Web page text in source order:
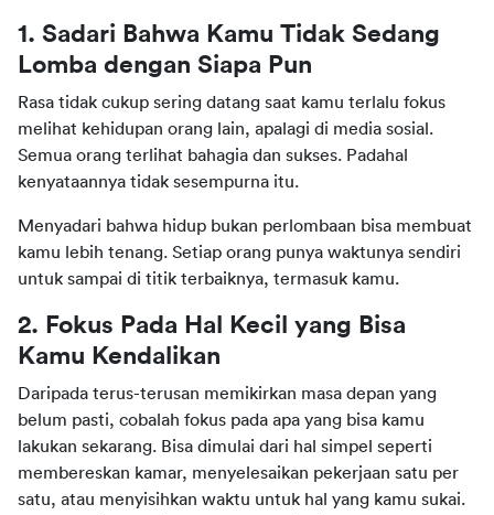
1. Sadari Bahwa Kamu Tidak Sedang
Lomba dengan Siapa Pun
Rasa tidak cukup sering datang saat kamu terlalu fokus
melihat kehidupan orang lain, apalagi di media sosial.
Semua orang terlihat bahagia dan sukses. Padahal
kenyataannya tidak sesempurna itu.
Menyadari bahwa hidup bukan perlombaan bisa membuat
kamu lebih tenang. Setiap orang punya waktunya sendiri
untuk sampai di titik terbaiknya, termasuk kamu.
2. Fokus Pada Hal Kecil yang Bisa
Kamu Kendalikan
Daripada terus-terusan memikirkan masa depan yang
belum pasti, cobalah fokus pada apa yang bisa kamu
lakukan sekarang. Bisa dimulai dari hal simpel seperti
membereskan kamar, menyelesaikan pekerjaan satu per
satu, atau menyisihkan waktu untuk hal yang kamu sukai.